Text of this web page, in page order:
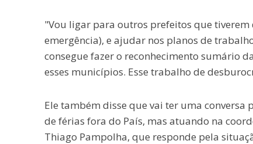
"Vou ligar para outros prefeitos que
emergência), e ajudar nos planos de
consegue fazer o reconhecimento sumário
esses municípios. Esse trabalho de
Ele também disse que vai ter uma conversa
de férias fora do País, mas atuando na
Thiago Pampolha, que responde pela